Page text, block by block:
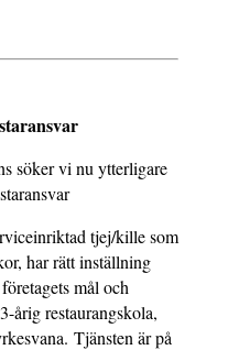
söker vi nu ytterligare
tjej/kille som
har rätt inställning
mål och
årig restaurangskola,
Tjänsten är på